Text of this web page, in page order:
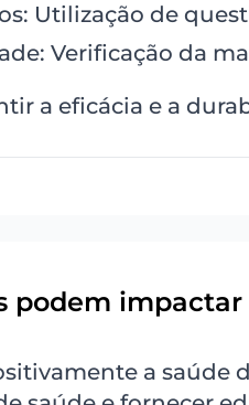
Utilização de
Verificação da
a eficácia e a
podem
a saúde